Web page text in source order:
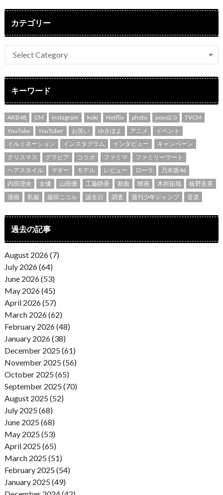
カテゴリー
キーワード
AKB48 CM Instagram koki Netflix photo povo2.0
TVCM
YouTube
YouTuber お笑い ゆきぽよ アニメ
イベント
イルミネーション
インスタグラム インタビュー
キャンペーン
クリスマス
グラビア コラボ ファミマ
ファミリーマート
ヘアスタイル
マギー モデル レビュー ローラ
乃木坂46
内田理央
女優 山田優 工藤静香 新曲 映画 木村拓哉
板野友美
漫画
私服 藤田ニコル 誕生日 調査 週刊少年ジャンプ 音楽
過去の記事
August 2026 (7)
July 2026 (64)
June 2026 (53)
May 2026 (45)
April 2026 (57)
March 2026 (62)
February 2026 (48)
January 2026 (38)
December 2025 (61)
November 2025 (56)
October 2025 (65)
September 2025 (70)
August 2025 (52)
July 2025 (68)
June 2025 (68)
May 2025 (53)
April 2025 (65)
March 2025 (51)
February 2025 (54)
January 2025 (49)